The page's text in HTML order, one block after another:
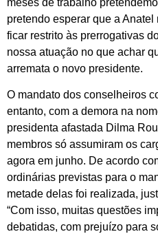
pretendo esperar que a
ficar restrito às prerrogativas
nossa atuação no que achar
arremata o novo presidente.
O mandato dos conselheiros
entanto, com a demora na
presidenta afastada Dilma
membros só assumiram os
agora em junho. De acordo
ordinárias previstas para o
metade delas foi realizada,
“Com isso, muitas questões
debatidas, com prejuízo para